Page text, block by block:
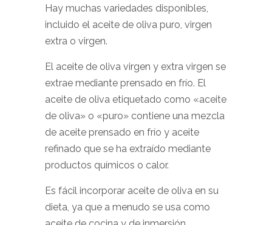
Hay muchas variedades disponibles,
incluido el aceite de oliva puro, virgen
extra o virgen.
El aceite de oliva virgen y extra virgen se
extrae mediante prensado en frío. El
aceite de oliva etiquetado como «aceite
de oliva» o «puro» contiene una mezcla
de aceite prensado en frío y aceite
refinado que se ha extraído mediante
productos químicos o calor.
Es fácil incorporar aceite de oliva en su
dieta, ya que a menudo se usa como